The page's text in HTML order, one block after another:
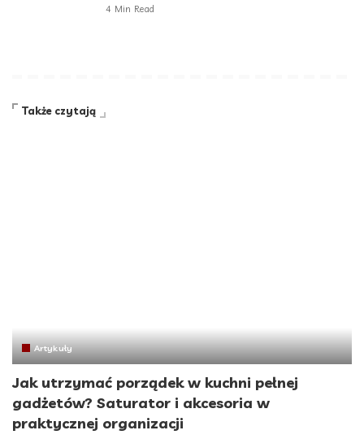
4 Min Read
Także czytają
Artykuły
Jak utrzymać porządek w kuchni pełnej
gadżetów? Saturator i akcesoria w
praktycznej organizacji